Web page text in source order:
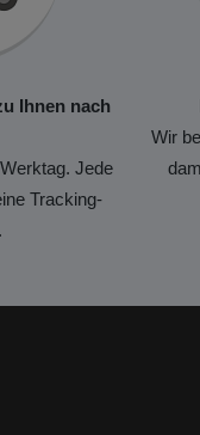
Ihnen nach
Jede
Tracking-
Wir